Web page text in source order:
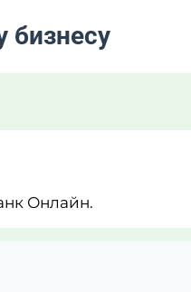
бизнесу
Онлайн.